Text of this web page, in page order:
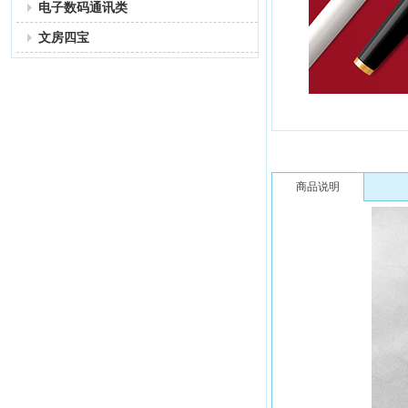
电子数码通讯类
文房四宝
商品说明